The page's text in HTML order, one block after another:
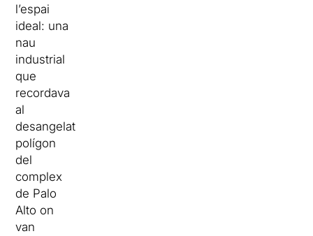
l’espai
ideal: una
nau
industrial
que
recordava
al
desangelat
polígon
del
complex
de Palo
Alto on
van